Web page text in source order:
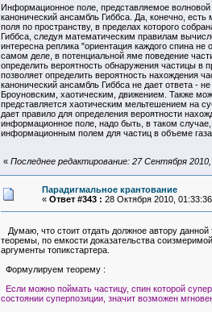
Информационное поле, представляемое
канонический ансамбль Гиббса. Да, конечно,
поля по пространству, в пределах которого
Гиббса, следуя математическим правилам
интересна реплика "ориентация каждого спина
самом деле, в потенциальной яме поведение
определить вероятность обнаружения частицы в
позволяет определить вероятность нахождения
канонический ансамбль Гиббса не дает ответа -
Броуновским, хаотическим, движением. Также
представляется хаотическим мельтешением на
дает правило для определения вероятности
информационное поле, надо быть, в таком
информационным полем для частиц в объеме
« Последнее редактирование: 27 Сентября
Парадигмальное крантование
« Ответ #343 : 28 Октября 2010,
Думаю, что стоит отдать должное автору данной
теоремы, по емкости доказательства
аргументы топикстартера.
Формулируем теорему :
Если можно поймать частицу, спин которой
состоянии суперпозиции, значит возможен